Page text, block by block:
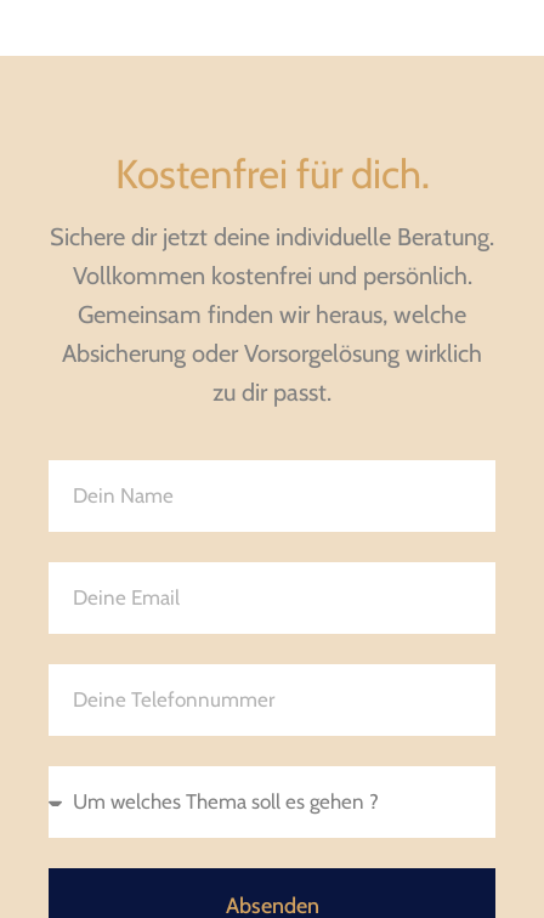
Kostenfrei für dich.
Sichere dir jetzt deine individuelle Beratung.
Vollkommen kostenfrei und persönlich.
Gemeinsam finden wir heraus, welche
Absicherung oder Vorsorgelösung wirklich
zu dir passt.
Absenden